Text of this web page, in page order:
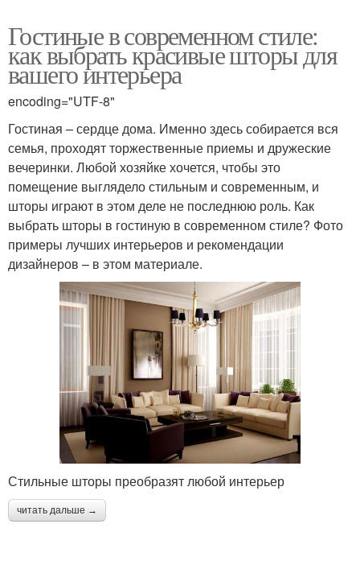
Гостиные в современном стиле:
как выбрать красивые шторы для
вашего интерьера
encoding="UTF-8"
Гостиная – сердце дома. Именно здесь собирается вся
семья, проходят торжественные приемы и дружеские
вечеринки. Любой хозяйке хочется, чтобы это
помещение выглядело стильным и современным, и
шторы играют в этом деле не последнюю роль. Как
выбрать шторы в гостиную в современном стиле? Фото
примеры лучших интерьеров и рекомендации
дизайнеров – в этом материале.
Стильные шторы преобразят любой интерьер
читать дальше →